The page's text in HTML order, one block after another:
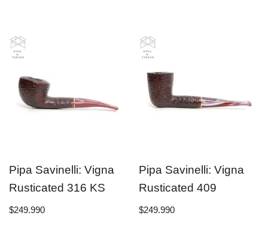
Pipa Savinelli: Vigna
Rusticated 316 KS
$249.990
Pipa Savinelli: Vigna
Rusticated 409
$249.990